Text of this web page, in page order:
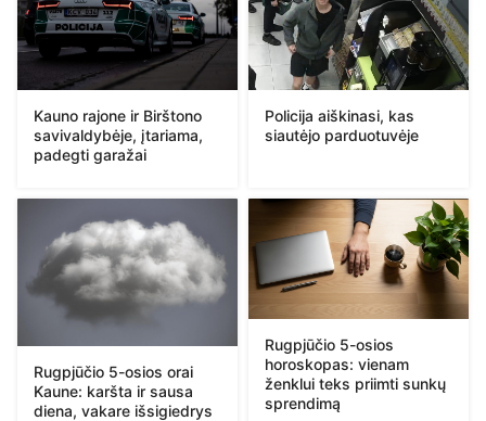
Kauno rajone ir Birštono
savivaldybėje, įtariama,
padegti garažai
Policija aiškinasi, kas
siautėjo parduotuvėje
Rugpjūčio 5-osios orai
Kaune: karšta ir sausa
diena, vakare išsigiedrys
Rugpjūčio 5-osios
horoskopas: vienam
ženklui teks priimti sunkų
sprendimą